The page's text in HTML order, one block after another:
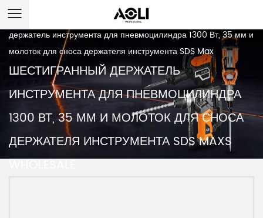
Дом Разрушительный молоток
держатель инструмента для пневмоцилиндра 1300 Вт, 35 мм и
молоток для сноса держателя инструмента SDS Max
ШЕСТИГРАННЫЙ ДЕРЖАТЕЛЬ
ИНСТРУМЕНТА ДЛЯ ПНЕВМОЦИЛИНДРА
1300 ВТ, 35 ММ И МОЛОТОК ДЛЯ СНОСА
ДЕРЖАТЕЛЯ ИНСТРУМЕНТА SDS MAXS
WHOLESALE